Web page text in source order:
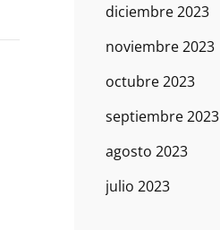
diciembre 2023
noviembre 2023
octubre 2023
septiembre 2023
agosto 2023
julio 2023